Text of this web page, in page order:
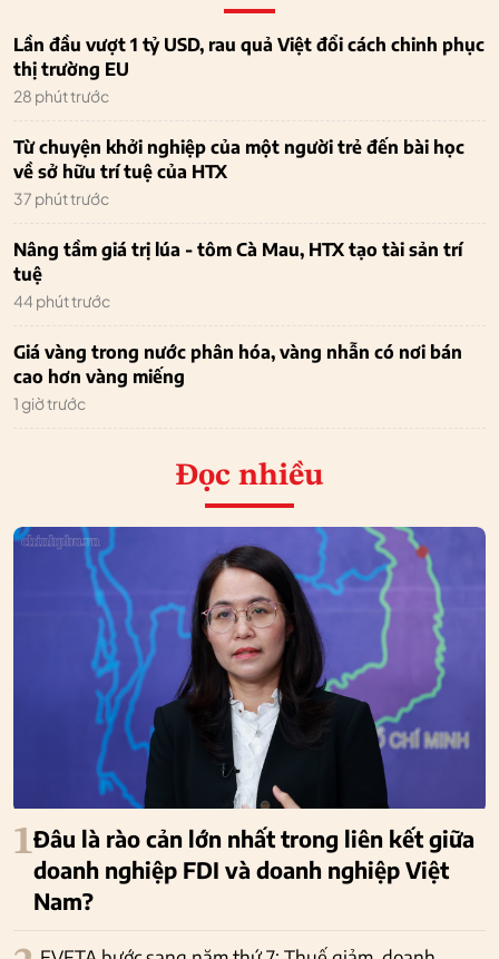
Lần đầu vượt 1 tỷ USD, rau quả Việt đổi cách chinh phục
thị trường EU
28 phút trước
Từ chuyện khởi nghiệp của một người trẻ đến bài học
về sở hữu trí tuệ của HTX
37 phút trước
Nâng tầm giá trị lúa - tôm Cà Mau, HTX tạo tài sản trí
tuệ
44 phút trước
Giá vàng trong nước phân hóa, vàng nhẫn có nơi bán
cao hơn vàng miếng
1 giờ trước
Đọc nhiều
1Đâu là rào cản lớn nhất trong liên kết giữa
doanh nghiệp FDI và doanh nghiệp Việt
Nam?